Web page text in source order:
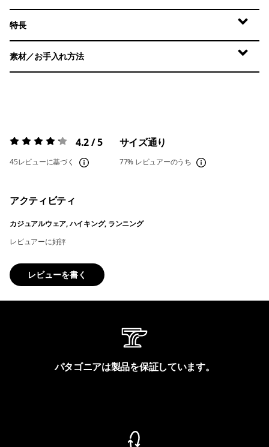
特長
素材／お手入れ方法
評価:4.2 / 5 4.2 / 5
45レビューに基づく
サイズ通り
77% レビュアーのうち
アクティビティ
カジュアルウェア, ハイキング, ランニング
レビュアーに好評
レビューを書く
パタゴニアは製品を保証しています。